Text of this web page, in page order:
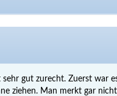
gut zurecht. Zuerst
ziehen. Man merkt gar